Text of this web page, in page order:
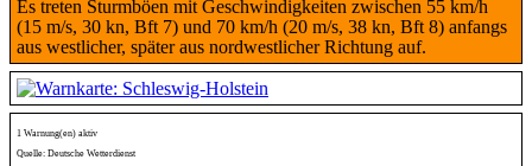
Es treten Sturmböen mit Geschwindigkeiten zwischen 55 km/h
(15 m/s, 30 kn, Bft 7) und 70 km/h (20 m/s, 38 kn, Bft 8) anfangs
aus westlicher, später aus nordwestlicher Richtung auf.
1 Warnung(en) aktiv
Quelle: Deutsche Wetterdienst